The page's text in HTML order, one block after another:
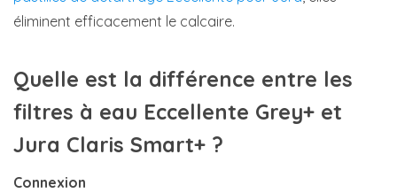
éliminent efficacement le calcaire.
Quelle est la différence entre les
filtres à eau Eccellente Grey+ et
Jura Claris Smart+ ?
Connexion